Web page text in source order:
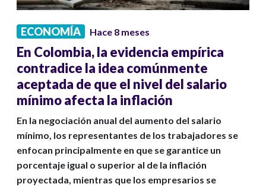
ECONOMÍA Hace 8 meses
En Colombia, la evidencia empírica
contradice la idea comúnmente
aceptada de que el nivel del salario
mínimo afecta la inflación
En la negociación anual del aumento del salario
mínimo, los representantes de los trabajadores se
enfocan principalmente en que se garantice un
porcentaje igual o superior al de la inflación
proyectada, mientras que los empresarios se